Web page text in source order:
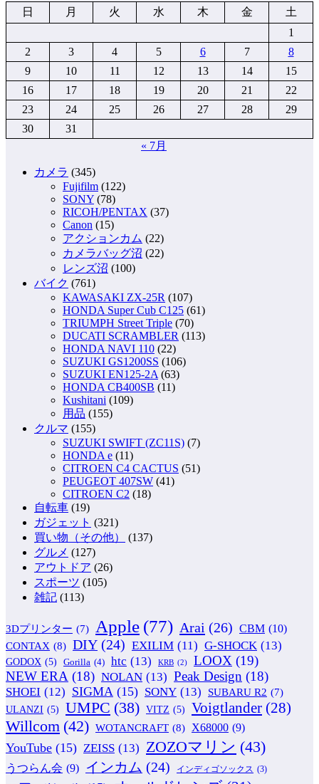
日
月 火 水 木 金
土
1
2
3 4 5 6 7
8
9
10 11 12 13 14
15
16
17 18 19 20 21
22
23
24 25 26 27 28
29
30
31
« 7月
カメラ (345)
Fujifilm (122)
SONY (78)
RICOH/PENTAX (37)
Canon (15)
アクションカム (22)
カメラバッグ沼 (22)
レンズ沼 (100)
バイク (761)
KAWASAKI ZX-25R (107)
HONDA Super Cub C125 (61)
TRIUMPH Street Triple (70)
DUCATI SCRAMBLER (113)
HONDA NAVI 110 (22)
SUZUKI GS1200SS (106)
SUZUKI EN125-2A (63)
HONDA CB400SB (11)
Kushitani (109)
用品 (155)
クルマ (155)
SUZUKI SWIFT (ZC11S) (7)
HONDA e (11)
CITROEN C4 CACTUS (51)
PEUGEOT 407SW (41)
CITROEN C2 (18)
自転車 (19)
ガジェット (321)
買い物（その他）
(137)
グルメ (127)
アウトドア (26)
スポーツ (105)
雑記 (113)
3Dプリンター (7) Apple (77) Arai (26) CBM (10)
CONTAX (8) DIY (24) EXILIM (11) G-SHOCK (13)
GODOX (5) Gorilla (4) htc (13) KRB (2) LOOX (19)
NEW ERA (18) NOLAN (13) Peak Design (18)
SHOEI (12) SIGMA (15) SONY (13) SUBARU R2 (7)
ULANZI (5) UMPC (38) VITZ (5) Voigtlander (28)
Willcom (42) WOTANCRAFT (8) X68000 (9)
YouTube (15) ZEISS (13) ZOZOマリン (43)
うつらん会 (9) インカム (24) インディゴソックス (3)